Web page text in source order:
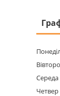
Середа
Четвер